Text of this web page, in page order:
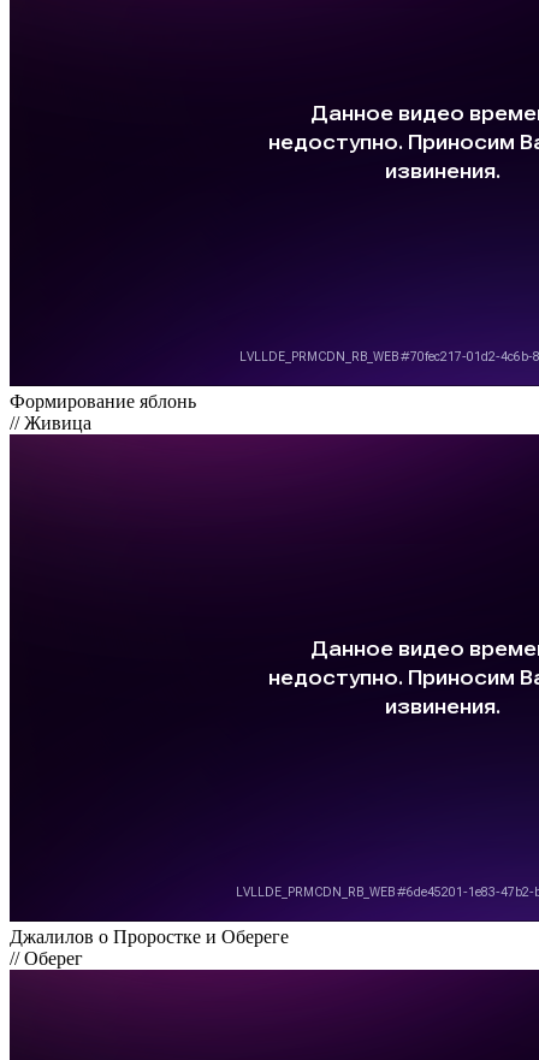
Формирование яблонь
// Живица
Джалилов о Проростке и Обереге
// Оберег